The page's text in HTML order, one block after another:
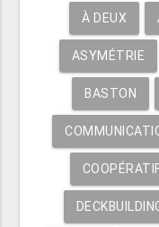
À DEUX
ASYMÉTRIE
BASTON